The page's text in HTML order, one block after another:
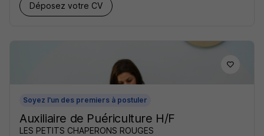
Déposez votre CV
Soyez l'un des premiers à postuler
Auxiliaire de Puériculture H/F
LES PETITS CHAPERONS ROUGES